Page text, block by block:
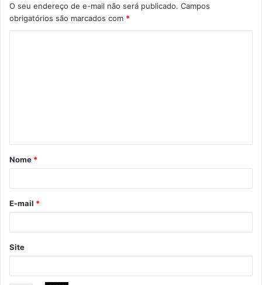
O seu endereço de e-mail não será publicado. Campos
obrigatórios são marcados com *
Nome *
E-mail *
Site